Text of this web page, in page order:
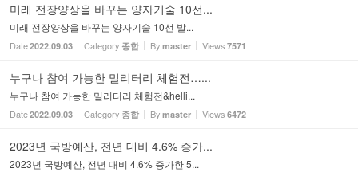
미래 전장양상을 바꾸는 양자기술 10선...
미래 전장양상을 바꾸는 양자기술 10선 발...
Date2022.09.03 Category 종합 By master Views 7571
누구나 참여 가능한 밀리터리 체험전…...
누구나 참여 가능한 밀리터리 체험전&helli...
Date2022.09.03 Category 종합 By master Views 6472
2023년 국방예산, 전년 대비 4.6% 증가...
2023년 국방예산, 전년 대비 4.6% 증가한 5...